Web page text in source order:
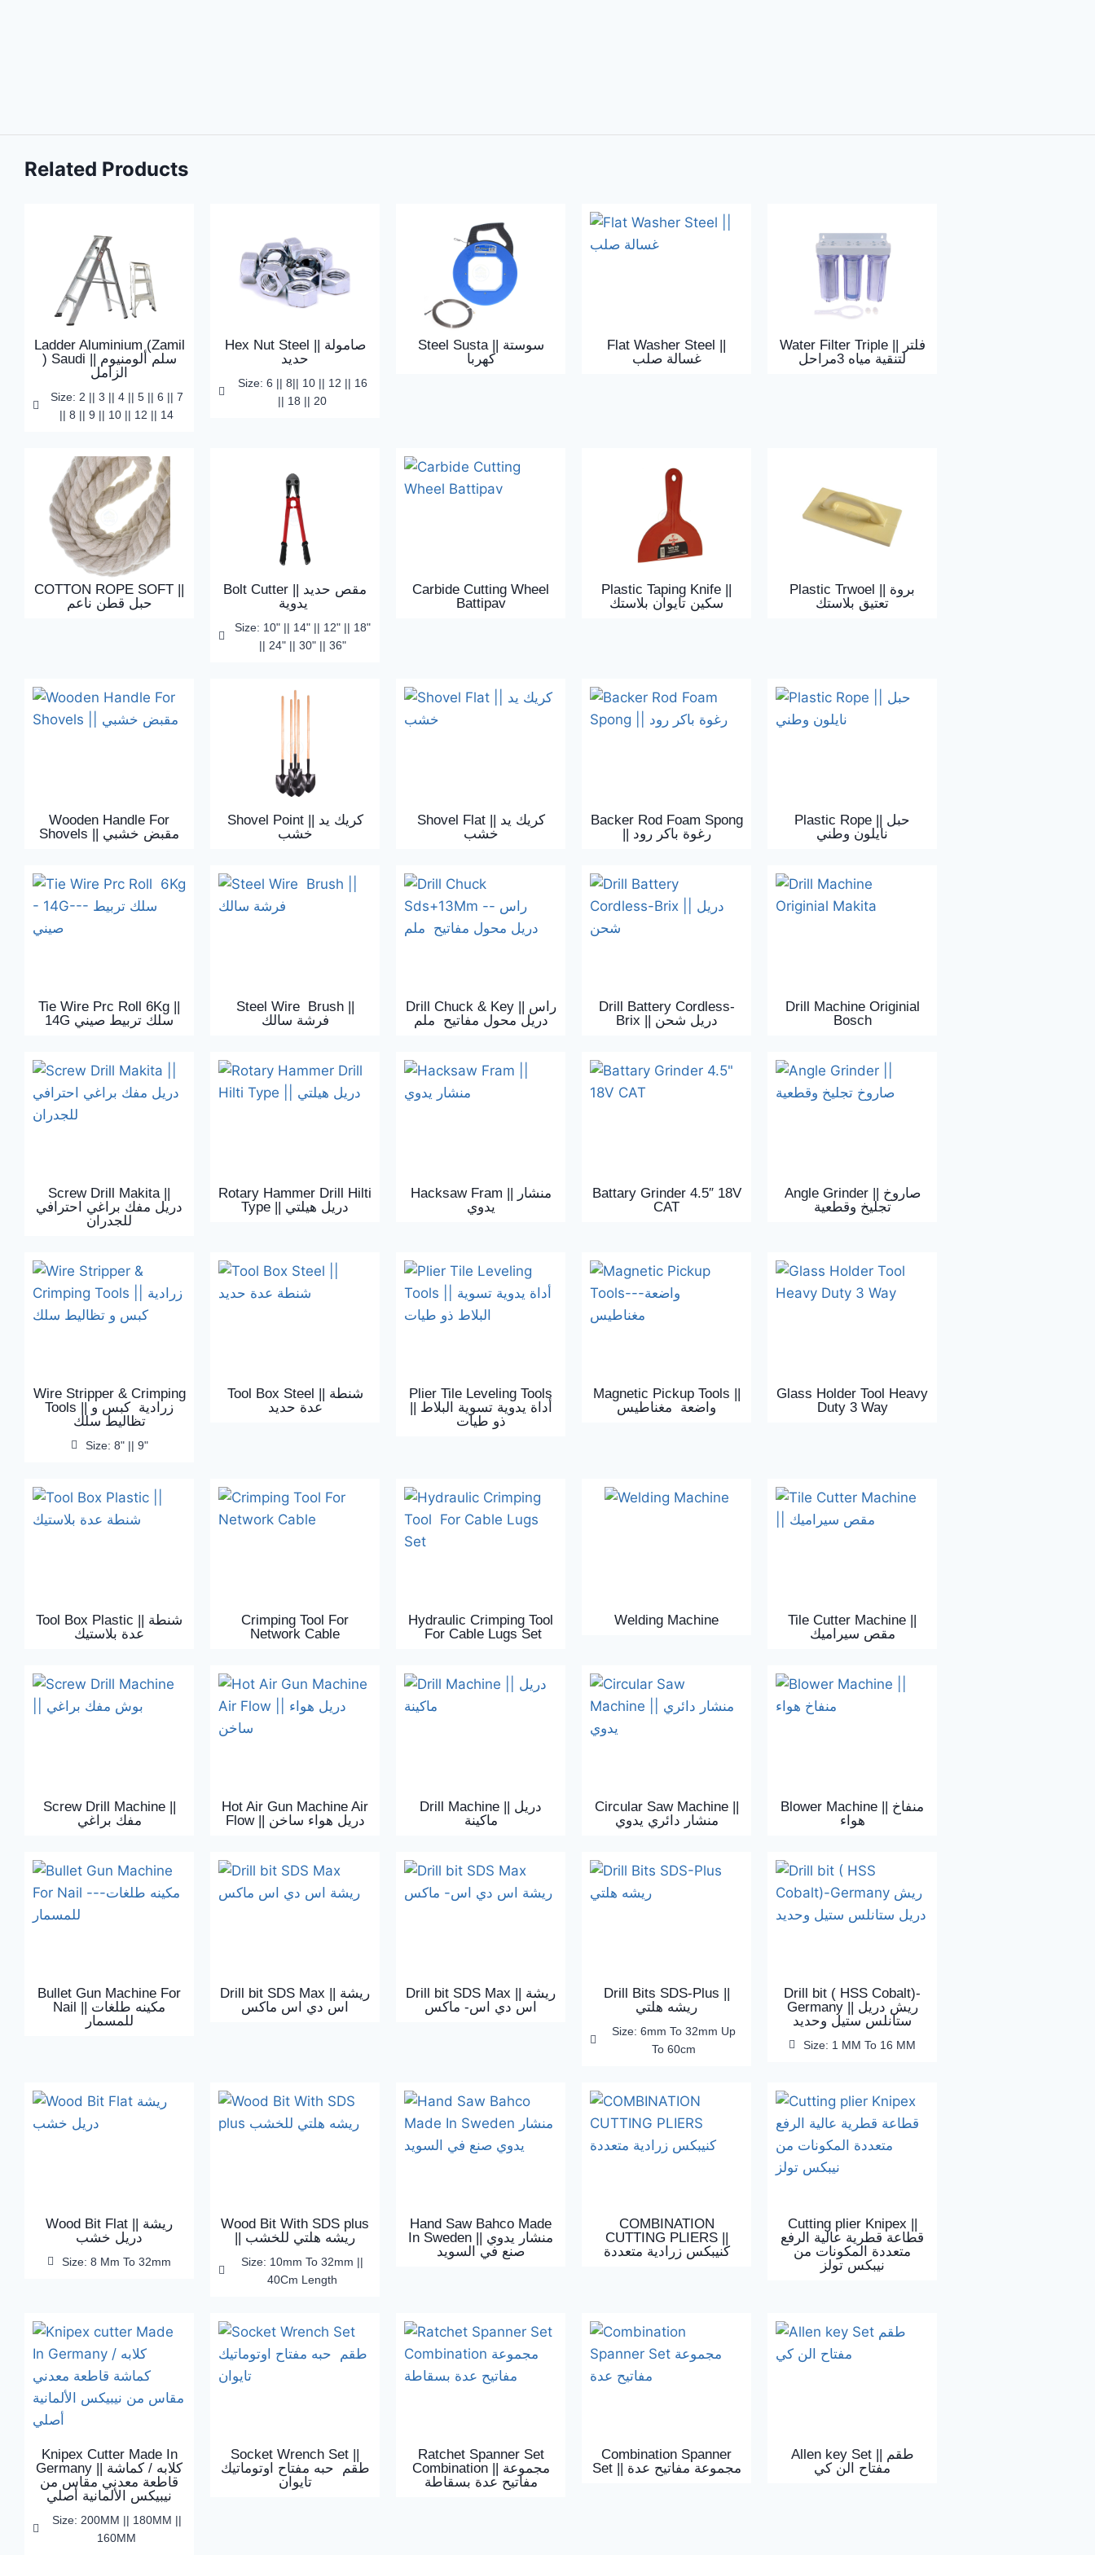
Related Products
Ladder Aluminium (Zamil
) Saudi || سلم ألومنيوم
الزامل
Size: 2 || 3 || 4 || 5 || 6 || 7
|| 8 || 9 || 10 || 12 || 14
Hex Nut Steel || صامولة
حديد
Size: 6 || 8|| 10 || 12 || 16
|| 18 || 20
Steel Susta || سوستة
كهربا
Flat Washer Steel ||
غسالة صلب
Water Filter Triple || فلتر
لتنقية مياه 3مراحل
COTTON ROPE SOFT ||
حبل قطن ناعم
Bolt Cutter || مقص حديد
يدوية
Size: 10" || 14" || 12" || 18"
|| 24" || 30" || 36"
Carbide Cutting Wheel
Battipav
Plastic Taping Knife ||
سكين تايوان بلاستك
Plastic Trwoel || بروة
تعتيق بلاستك
Wooden Handle For
Shovels || مقبض خشبي
Shovel Point || كريك يد
خشب
Shovel Flat || كريك يد
خشب
Backer Rod Foam Spong
|| رغوة باكر رود
Plastic Rope || حبل
نايلون وطني
Tie Wire Prc Roll 6Kg ||
14G سلك تربيط صيني
Steel Wire Brush ||
فرشة سالك
Drill Chuck ‍& Key || راس
دريل محول مفاتيح ملم
Drill Battery Cordless-
Brix || دريل شحن
Drill Machine Originial
Bosch
Screw Drill Makita ||
دريل مفك براغي احترافي
للجدران
Rotary Hammer Drill Hilti
Type || دريل هيلتي
Hacksaw Fram || منشار
يدوي
Battary Grinder 4.5″ 18V
CAT
Angle Grinder || صاروخ
تجليخ وقطعية
Wire Stripper & Crimping
Tools || زرادية كبس و
تظاليط سلك
Size: 8" || 9"
Tool Box Steel || شنطة
عدة حديد
Plier Tile Leveling Tools
|| أداة يدوية تسوية البلاط
ذو طيات
Magnetic Pickup Tools ||
واضعة مغناطيس
Glass Holder Tool Heavy
Duty 3 Way
Tool Box Plastic || شنطة
عدة بلاستيك
Crimping Tool For
Network Cable
Hydraulic Crimping Tool
For Cable Lugs Set
Welding Machine
Tile Cutter Machine ||
مقص سيراميك
Screw Drill Machine ||
مفك براغي
Hot Air Gun Machine Air
Flow || دريل هواء ساخن
Drill Machine || دريل
ماكينة
Circular Saw Machine ||
منشار دائري يدوي
Blower Machine || منفاخ
هواء
Bullet Gun Machine For
Nail || مكينه طلغات
للمسمار
Drill bit SDS Max || ريشة
اس دي اس ماكس
Drill bit SDS Max || ريشة
اس دي اس- ماكس
Drill Bits SDS-Plus ||
ريشه هلتي
Size: 6mm To 32mm Up
To 60cm
Drill bit ( HSS Cobalt)-
Germany || ريش دريل
ستانلس ستيل وحديد
Size: 1 MM To 16 MM
Wood Bit Flat || ريشة
دريل خشب
Size: 8 Mm To 32mm
Wood Bit With SDS plus
|| ريشه هلتي للخشب
Size: 10mm To 32mm ||
40Cm Length
Hand Saw Bahco Made
In Sweden || منشار يدوي
صنع في السويد
COMBINATION
CUTTING PLIERS ||
كنيبكس زرادية متعددة
Cutting plier Knipex ||
قطاعة قطرية عالية الرفع
متعددة المكونات من
نيبكس تولز
Knipex Cutter Made In
Germany || كلابه / كماشة
قاطعة معدني مقاس من
نيبيكس الألمانية أصلي
Size: 200MM || 180MM ||
160MM
Socket Wrench Set ||
طقم حبه مفتاح اوتوماتيك
تايوان
Ratchet Spanner Set
Combination || مجموعة
مفاتيح عدة بسقاطة
Combination Spanner
Set || مجموعة مفاتيح عدة
Allen key Set || طقم
مفتاح الن كي